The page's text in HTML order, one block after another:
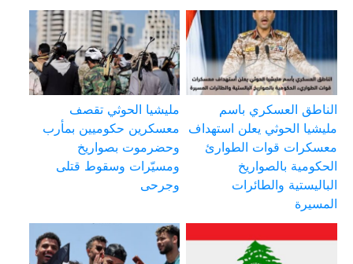
الناطق العسكري باسم
مليشيا الحوثي يعلن استهداف
معسكرات قوات الطوارئ
الحكومية بالصواريخ
الباليستية والطائرات
المسيرة
مليشيا الحوثي تقصف
معسكرين حكوميين بمأرب
وحضرموت بصواريخ
ومسيّرات وسقوط قتلى
وجرحى